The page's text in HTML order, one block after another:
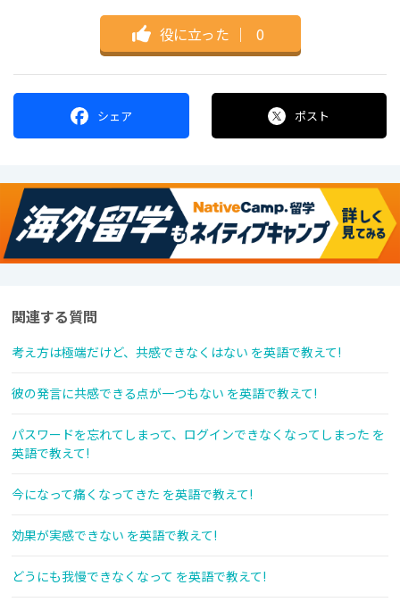
役に立った ｜ 0
シェア ポスト
関連する質問
考え方は極端だけど、共感できなくはない を英語で教えて!
彼の発言に共感できる点が一つもない を英語で教えて!
パスワードを忘れてしまって、ログインできなくなってしまった を
英語で教えて!
今になって痛くなってきた を英語で教えて!
効果が実感できない を英語で教えて!
どうにも我慢できなくなって を英語で教えて!